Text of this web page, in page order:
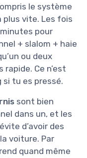
le système
plus vite. Les fois
pour
+ slalom + haie
ou deux
Ce n’est
si tu es pressé.
sont bien
dans un, et les
d’avoir des
voiture. Par
quand même